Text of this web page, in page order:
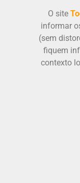
O site
informar
(sem
fiquem
contexto